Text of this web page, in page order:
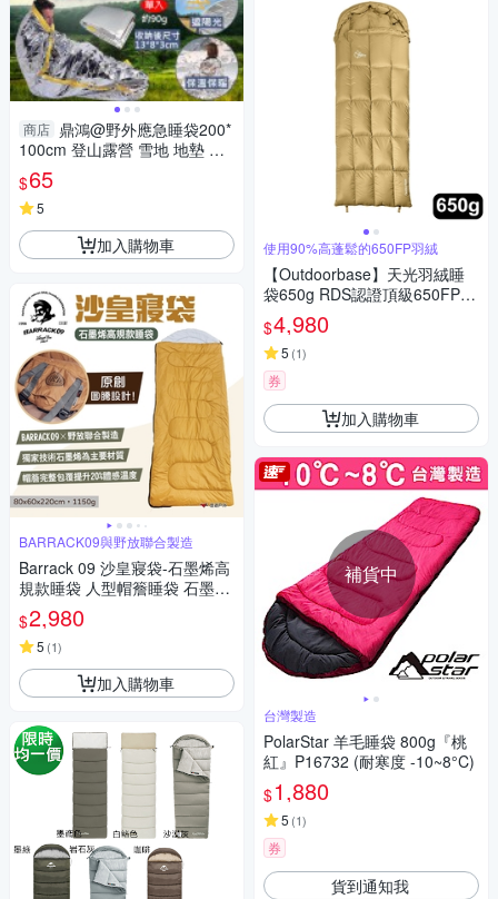
商店 鼎鴻@野外應急睡袋200*
100cm 登山露營 雪地 地墊 防
水 防寒 保溫 太空毯 野外求生
保暖 防曬毯
$65
5
加入購物車
BARRACK09與野放聯合製造
Barrack 09 沙皇寢袋-石墨烯高
規款睡袋 人型帽簷睡袋 石墨烯
睡袋 露營 悠遊戶外
$2,980
5 (1)
加入購物車
使用90%高蓬鬆的650FP羽絨
【Outdoorbase】天光羽絨睡
袋650g RDS認證頂級650FP 9
0%鴨絨(露營 登山 羽絨睡袋 露
營睡袋 輕量登山睡袋)
$4,980
5 (1)
券
加入購物車
補貨中
台灣製造
PolarStar 羊毛睡袋 800g『桃
紅』P16732 (耐寒度 -10~8°C)
$1,880
5 (1)
券
貨到通知我